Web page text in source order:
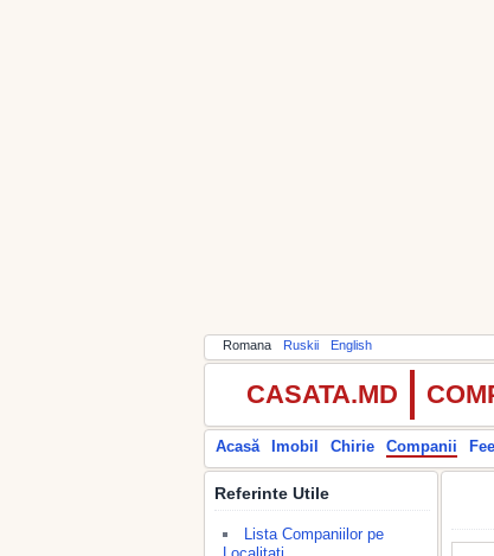
Romana Ruskii English
CASATA.MD
Acasă Imobil Chirie Companii
Referinte Utile
Lista Companiilor pe